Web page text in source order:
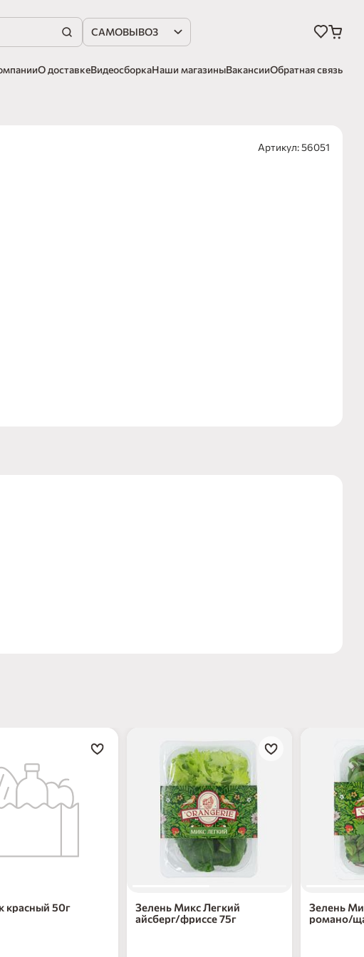
САМОВЫВОЗ
О доставкеВидеосборкаНаши магазиныВакансииОбратная связь
Артикул: 56051
красный 50г
Зелень Микс Легкий
айсберг/фриссе 75г
Зелень
романо/